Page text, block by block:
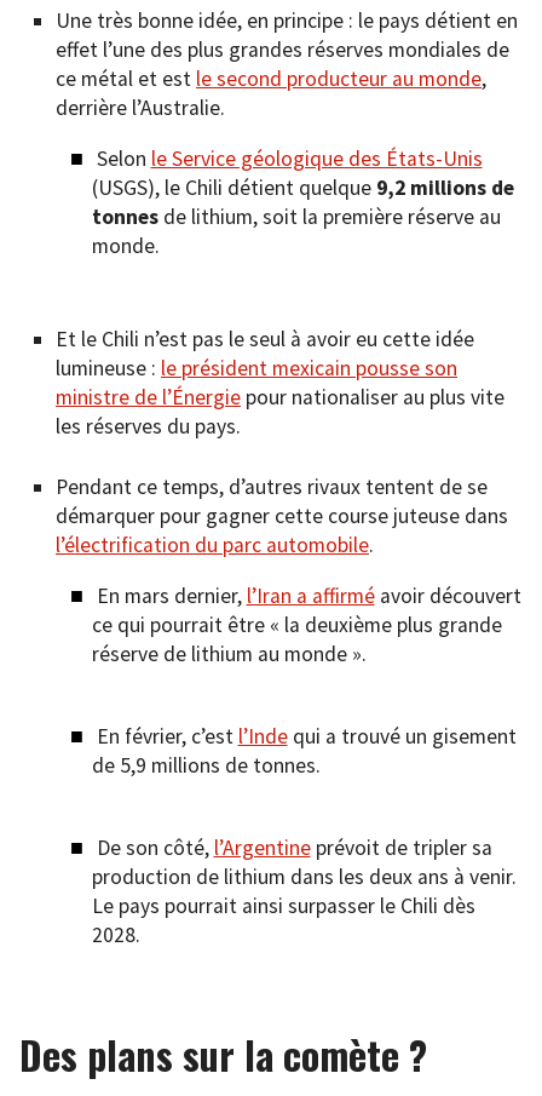
Une très bonne idée, en principe : le pays détient en
effet l’une des plus grandes réserves mondiales de
ce métal et est le second producteur au monde,
derrière l’Australie.
Selon le Service géologique des États-Unis
(USGS), le Chili détient quelque 9,2 millions de
tonnes de lithium, soit la première réserve au
monde.
Et le Chili n’est pas le seul à avoir eu cette idée
lumineuse : le président mexicain pousse son
ministre de l’Énergie pour nationaliser au plus vite
les réserves du pays.
Pendant ce temps, d’autres rivaux tentent de se
démarquer pour gagner cette course juteuse dans
l’électrification du parc automobile.
En mars dernier, l’Iran a affirméavoir découvert
ce qui pourrait être « la deuxième plus grande
réserve de lithium au monde ».
En février, c’est l’Indequi a trouvé un gisement
de 5,9 millions de tonnes.
De son côté, l’Argentineprévoit de tripler sa
production de lithium dans les deux ans à venir.
Le pays pourrait ainsi surpasser le Chili dès
2028.
Des plans sur la comète ?